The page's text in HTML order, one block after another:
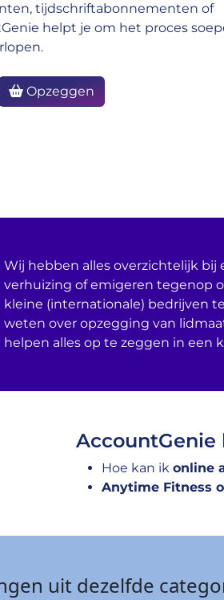
tijdschriftabonnementen of
helpt je om het proces
Opzeggen
Wij hebben alles overzichtelijk bij
verhuizing of emigeren tegenop
kleine (internationale) bedrijven
weten over opzegging van
helpen alles op te zeggen in een
Hoe kan ik online
Anytime Fitness
uit dezelfde